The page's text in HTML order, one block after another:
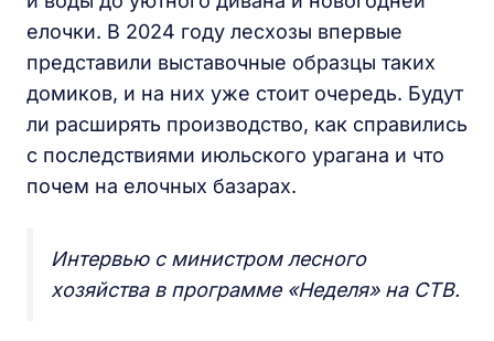
елочки. В 2024 году лесхозы впервые
представили выставочные образцы таких
домиков, и на них уже стоит очередь. Будут
ли расширять производство, как справились
с последствиями июльского урагана и что
почем на елочных базарах.
Интервью с министром лесного
хозяйства в программе «Неделя» на СТВ.